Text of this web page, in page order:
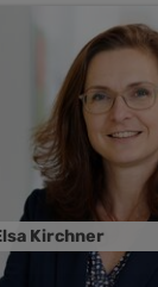
Kirchner